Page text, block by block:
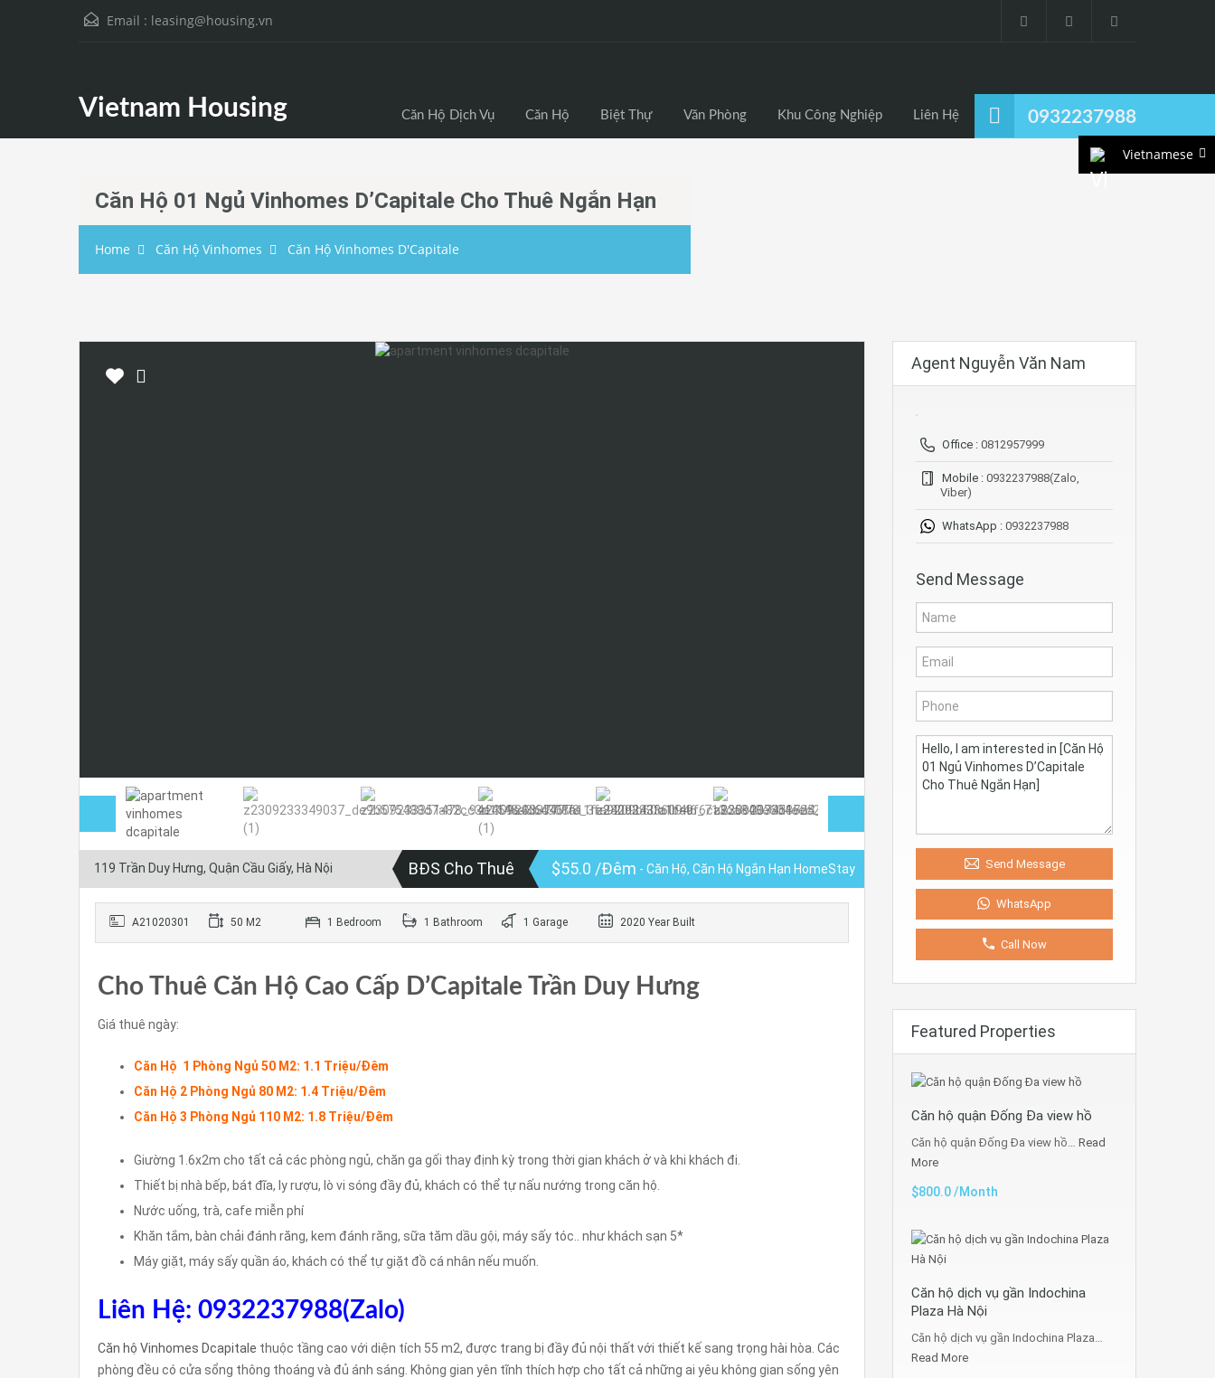
Email : leasing@housing.vn
Vietnam Housing 0932237988
Căn Hộ Dịch Vụ Căn Hộ Biệt Thự Văn Phòng Khu Công Nghiệp Liên Hệ
Căn Hộ 01 Ngủ Vinhomes D’Capitale Cho Thuê Ngắn Hạn
Home Căn Hộ Vinhomes Căn Hộ Vinhomes D'Capitale
119 Trần Duy Hưng, Quận Cầu Giấy, Hà Nội BĐS Cho Thuê $55.0 /Đêm - Căn Hộ, Căn Hộ Ngắn Hạn HomeStay
A21020301 50 M2 1 Bedroom 1 Bathroom 1 Garage 2020 Year Built
Cho Thuê Căn Hộ Cao Cấp D’Capitale Trần Duy Hưng
Giá thuê ngày:
Căn Hộ 1 Phòng Ngủ 50 M2: 1.1 Triệu/Đêm
Căn Hộ 2 Phòng Ngủ 80 M2: 1.4 Triệu/Đêm
Căn Hộ 3 Phòng Ngủ 110 M2: 1.8 Triệu/Đêm
Giường 1.6x2m cho tất cả các phòng ngủ, chăn ga gối thay định kỳ trong thời gian khách ở và khi khách đi.
Thiết bị nhà bếp, bát đĩa, ly rượu, lò vi sóng đầy đủ, khách có thể tự nấu nướng trong căn hộ.
Nước uống, trà, cafe miễn phí
Khăn tắm, bàn chải đánh răng, kem đánh răng, sữa tăm dầu gội, máy sấy tóc.. như khách sạn 5*
Máy giặt, máy sấy quần áo, khách có thể tự giặt đồ cá nhân nếu muốn.
Liên Hệ: 0932237988(Zalo)
Căn hộ Vinhomes Dcapitale thuộc tầng cao với diện tích 55 m2, được trang bị đầy đủ nội thất với thiết kế sang trọng hài hòa. Các
phòng đều có cửa sổng thông thoáng và đủ ánh sáng. Không gian yên tĩnh thích hợp cho tất cả những ai yêu không gian sống yên
Agent Nguyễn Văn Nam
Office : 0812957999
Mobile : 0932237988(Zalo,
Viber)
WhatsApp : 0932237988
Send Message
Send Message
WhatsApp
Call Now
Featured Properties
Căn hộ quận Đống Đa view hồ
Căn hộ quận Đống Đa view hồ… Read
More
$800.0 /Month
Căn hộ dịch vụ gần Indochina
Plaza Hà Nội
Căn hộ dịch vụ gần Indochina Plaza…
Read More
Vietnamese